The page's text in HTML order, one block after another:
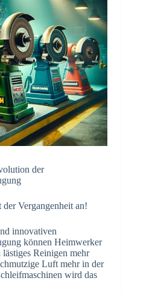
der
Vergangenheit an!
innovativen
können Heimwerker
Reinigen mehr
Luft mehr in der
wird das